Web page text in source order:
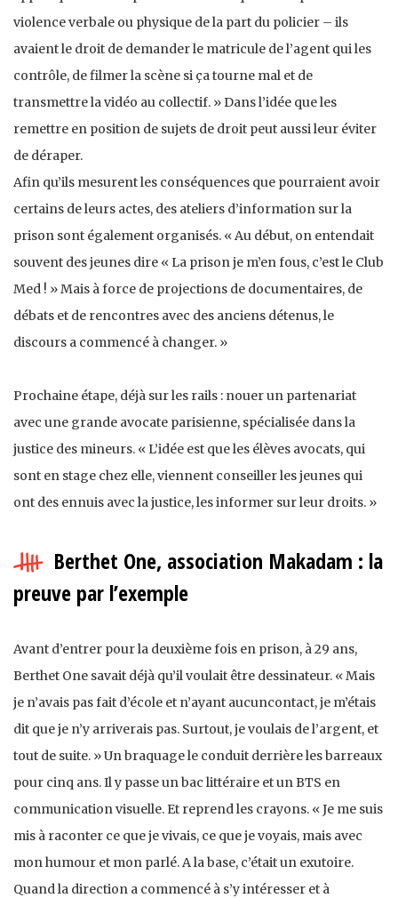
violence verbale ou physique de la part du policier – ils
avaient le droit de demander le matricule de l’agent qui les
contrôle, de filmer la scène si ça tourne mal et de
transmettre la vidéo au collectif. » Dans l’idée que les
remettre en position de sujets de droit peut aussi leur éviter
de déraper.
Afin qu’ils mesurent les conséquences que pourraient avoir
certains de leurs actes, des ateliers d’information sur la
prison sont également organisés. « Au début, on entendait
souvent des jeunes dire « La prison je m’en fous, c’est le Club
Med ! » Mais à force de projections de documentaires, de
débats et de rencontres avec des anciens détenus, le
discours a commencé à changer. »
Prochaine étape, déjà sur les rails : nouer un partenariat
avec une grande avocate parisienne, spécialisée dans la
justice des mineurs. « L’idée est que les élèves avocats, qui
sont en stage chez elle, viennent conseiller les jeunes qui
ont des ennuis avec la justice, les informer sur leur droits. »
Berthet One, association Makadam : la
preuve par l’exemple
Avant d’entrer pour la deuxième fois en prison, à 29 ans,
Berthet One savait déjà qu’il voulait être dessinateur. « Mais
je n’avais pas fait d’école et n’ayant aucuncontact, je m’étais
dit que je n’y arriverais pas. Surtout, je voulais de l’argent, et
tout de suite. » Un braquage le conduit derrière les barreaux
pour cinq ans. Il y passe un bac littéraire et un BTS en
communication visuelle. Et reprend les crayons. « Je me suis
mis à raconter ce que je vivais, ce que je voyais, mais avec
mon humour et mon parlé. A la base, c’était un exutoire.
Quand la direction a commencé à s’y intéresser et à